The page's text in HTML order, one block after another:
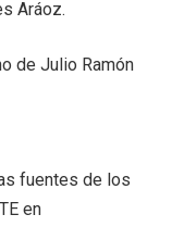
Aráoz.
de Julio Ramón
fuentes de los
en